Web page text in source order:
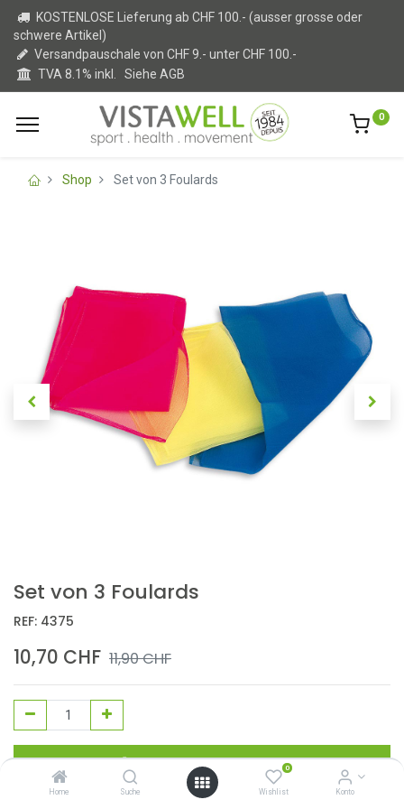
Home Suche
0
Wishlist Konto
KOSTENLOSE Lieferung ab CHF 100.- (ausser grosse oder
schwere Artikel)
Versandpauschale von CHF 9.- unter CHF 100.-
TVA 8.1% inkl. Siehe AGB
0
Shop Set von 3 Foulards
Set von 3 Foulards
REF: 4375
10,70 CHF 11,90CHF
In den Warenkorb